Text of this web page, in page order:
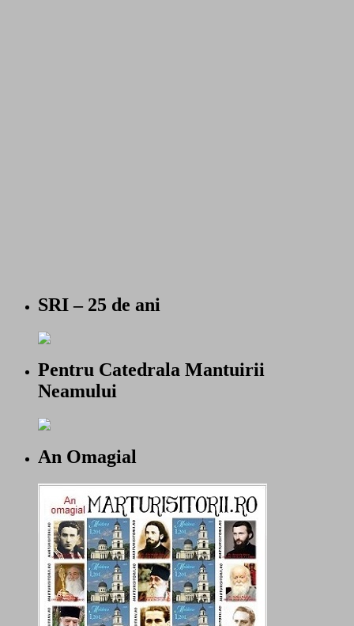
SRI – 25 de ani
Pentru Catedrala Mantuirii
Neamului
An Omagial